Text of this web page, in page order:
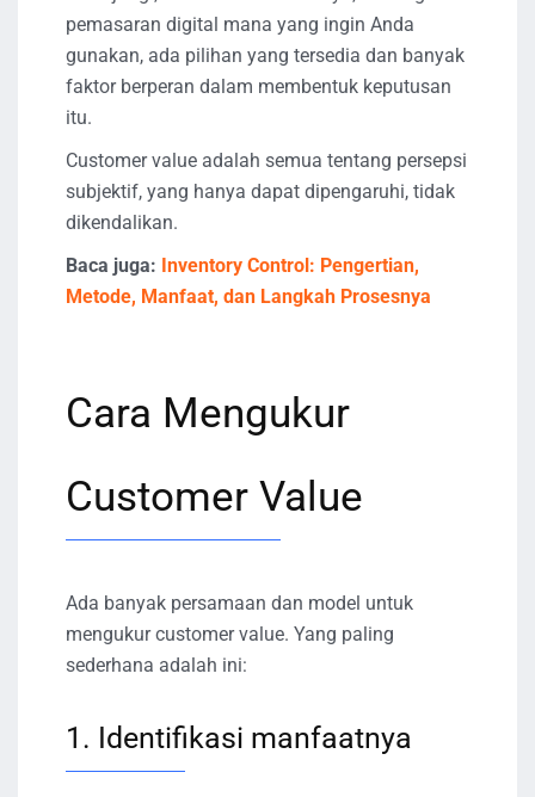
pemasaran digital mana yang ingin Anda
gunakan, ada pilihan yang tersedia dan banyak
faktor berperan dalam membentuk keputusan
itu.
Customer value adalah semua tentang persepsi
subjektif, yang hanya dapat dipengaruhi, tidak
dikendalikan.
Baca juga: Inventory Control: Pengertian,
Metode, Manfaat, dan Langkah Prosesnya
Cara Mengukur
Customer Value
Ada banyak persamaan dan model untuk
mengukur customer value. Yang paling
sederhana adalah ini:
1. Identifikasi manfaatnya